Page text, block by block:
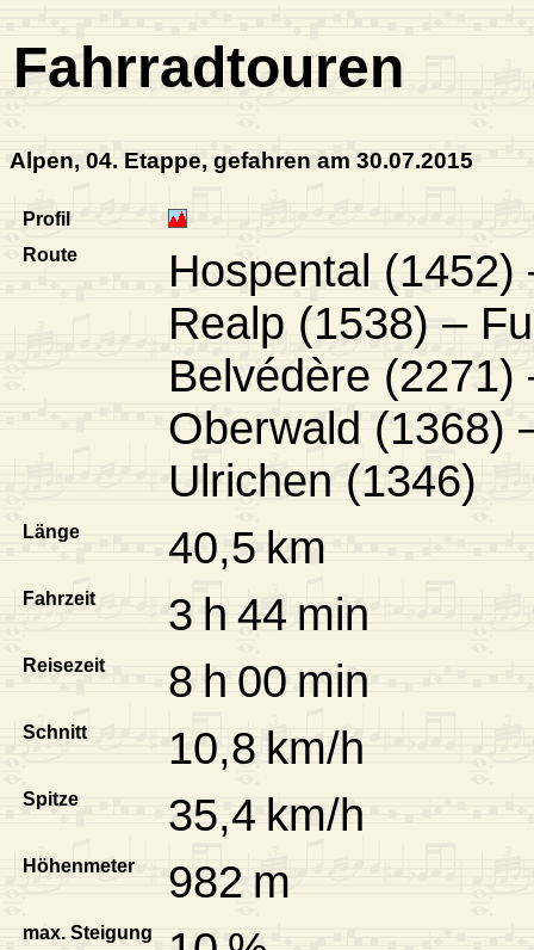
Fahrradtouren
Alpen, 04. Etappe, gefahren am 30.07.2015
Profil
Route
Hospental
Realp (1538) –
Belvédère
Oberwald (1368)
Ulrichen (1346)
Länge 40,5 km
Fahrzeit 3 h 44 min
Reisezeit 8 h 00 min
Schnitt 10,8 km/h
Spitze 35,4 km/h
Höhenmeter 982 m
max. Steigung